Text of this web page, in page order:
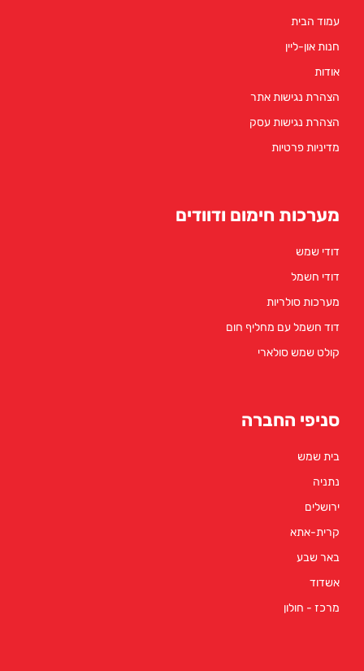
עמוד הבית
חנות און-ליין
אודות
הצהרת נגישות אתר
הצהרת נגישות עסק
מדיניות פרטיות
מערכות חימום ודוודים
דודי שמש
דודי חשמל
מערכות סולריות
דוד חשמל עם מחליף חום
קולט שמש סולארי
סניפי החברה
בית שמש
נתניה
ירושלים
קרית-אתא
באר שבע
אשדוד
מרכז - חולון